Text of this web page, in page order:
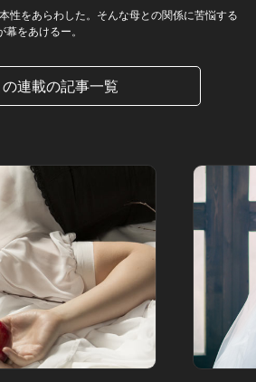
性をあらわした。そんな母との関係に苦悩する
をあけるー。
の連載の記事一覧